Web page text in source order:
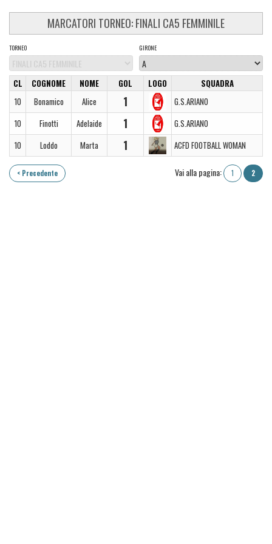
MARCATORI TORNEO: FINALI CA5 FEMMINILE
TORNEO GIRONE
CL COGNOME NOME GOL LOGO
SQUADRA
10
Bonamico Alice 1
G.S.ARIANO
10
Finotti Adelaide 1
G.S.ARIANO
10
Loddo Marta 1 ACFD FOOTBALL WOMAN
Vai alla pagina:
< Precedente 1 2